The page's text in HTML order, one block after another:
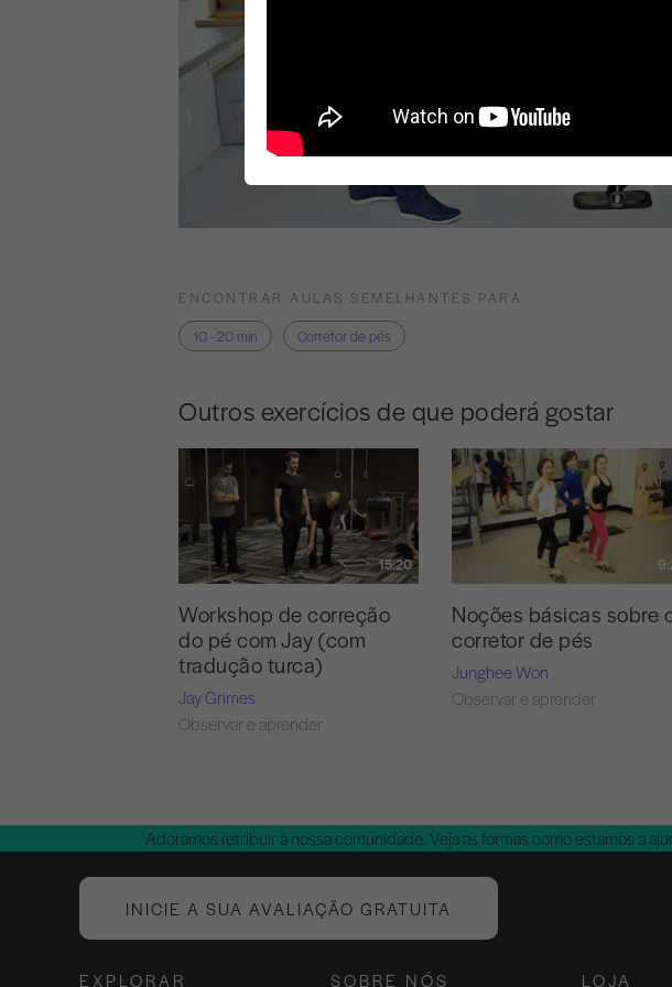
ENCONTRAR AULAS SEMELHANTES PARA
10 - 20 min
Corretor de pés
Outros exercícios de que poderá gostar
15:20
Workshop de correção
do pé com Jay (com
tradução turca)
Jay Grimes
Observar e aprender
Noções básicas sobre
corretor de pés
Junghee Won
Observar e aprender
Adoramos retribuir à nossa comunidade. Veja as formas como estamos a
INICIE A SUA AVALIAÇÃO GRATUITA
EXPLORAR SOBRE NÓS LOJA